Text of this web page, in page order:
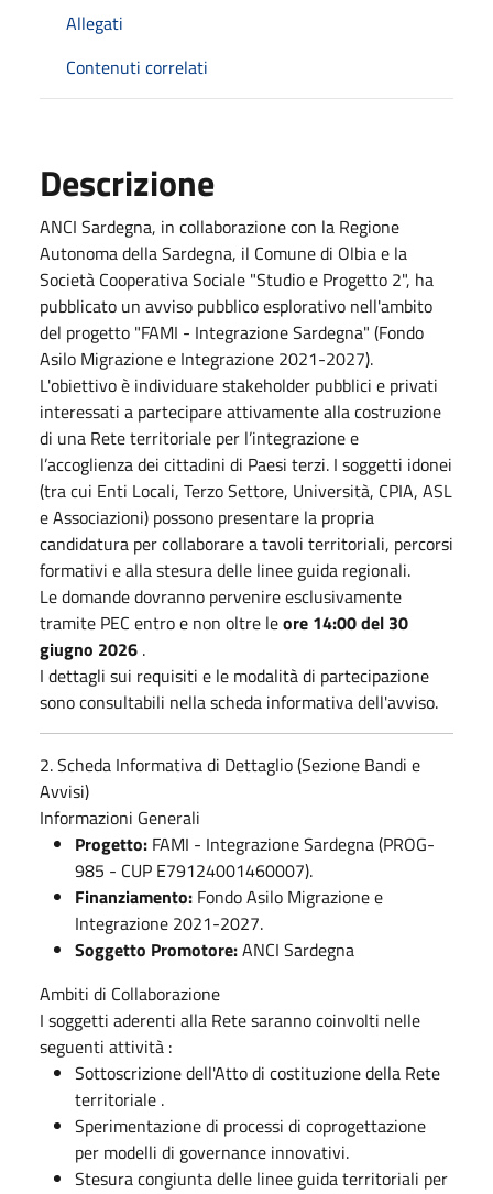
Allegati
Contenuti correlati
Descrizione
ANCI Sardegna, in collaborazione con la Regione
Autonoma della Sardegna, il Comune di Olbia e la
Società Cooperativa Sociale "Studio e Progetto 2", ha
pubblicato un avviso pubblico esplorativo nell'ambito
del progetto "FAMI - Integrazione Sardegna" (Fondo
Asilo Migrazione e Integrazione 2021-2027).
L'obiettivo è individuare stakeholder pubblici e privati
interessati a partecipare attivamente alla costruzione
di una Rete territoriale per l’integrazione e
l’accoglienza dei cittadini di Paesi terzi. I soggetti idonei
(tra cui Enti Locali, Terzo Settore, Università, CPIA, ASL
e Associazioni) possono presentare la propria
candidatura per collaborare a tavoli territoriali, percorsi
formativi e alla stesura delle linee guida regionali.
Le domande dovranno pervenire esclusivamente
tramite PEC entro e non oltre leore 14:00 del 30
giugno 2026 .
I dettagli sui requisiti e le modalità di partecipazione
sono consultabili nella scheda informativa dell'avviso.
2. Scheda Informativa di Dettaglio (Sezione Bandi e
Avvisi)
Informazioni Generali
Progetto: FAMI - Integrazione Sardegna (PROG-
985 - CUP E79124001460007).
Finanziamento: Fondo Asilo Migrazione e
Integrazione 2021-2027.
Soggetto Promotore:ANCI Sardegna
Ambiti di Collaborazione
I soggetti aderenti alla Rete saranno coinvolti nelle
seguenti attività :
Sottoscrizione dell'Atto di costituzione della Rete
territoriale .
Sperimentazione di processi di coprogettazione
per modelli di governance innovativi.
Stesura congiunta delle linee guida territoriali per